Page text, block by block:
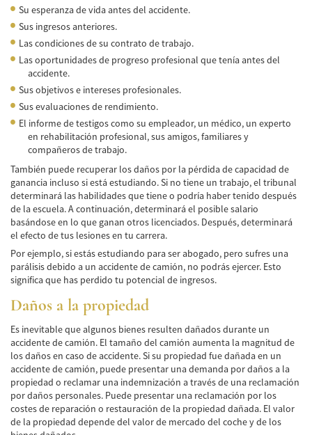
Bus Accident
Bus Accident Statistics
Common Carrier Law in California
Required Evidence in Bus Accident Cases
Winning Your Case
Car Accident
Common Types of Accidents
Compensation for Auto Accidents
Dangerous Road Conditions
Dealing with Insurance Adjusters
Defective Airbags
Defective Car Door Latch
Su esperanza de vida antes del accidente.
Sus ingresos anteriores.
Las condiciones de su contrato de trabajo.
Las oportunidades de progreso profesional que tenía antes del
accidente.
Sus objetivos e intereses profesionales.
Sus evaluaciones de rendimiento.
El informe de testigos como su empleador, un médico, un experto
en rehabilitación profesional, sus amigos, familiares y
compañeros de trabajo.
También puede recuperar los daños por la pérdida de capacidad de
ganancia incluso si está estudiando. Si no tiene un trabajo, el tribunal
determinará las habilidades que tiene o podría haber tenido después
de la escuela. A continuación, determinará el posible salario
basándose en lo que ganan otros licenciados. Después, determinará
el efecto de tus lesiones en tu carrera.
Por ejemplo, si estás estudiando para ser abogado, pero sufres una
parálisis debido a un accidente de camión, no podrás ejercer. Esto
significa que has perdido tu potencial de ingresos.
Daños a la propiedad
Es inevitable que algunos bienes resulten dañados durante un
accidente de camión. El tamaño del camión aumenta la magnitud de
los daños en caso de accidente. Si su propiedad fue dañada en un
accidente de camión, puede presentar una demanda por daños a la
propiedad o reclamar una indemnización a través de una reclamación
por daños personales. Puede presentar una reclamación por los
costes de reparación o restauración de la propiedad dañada. El valor
de la propiedad depende del valor de mercado del coche y de los